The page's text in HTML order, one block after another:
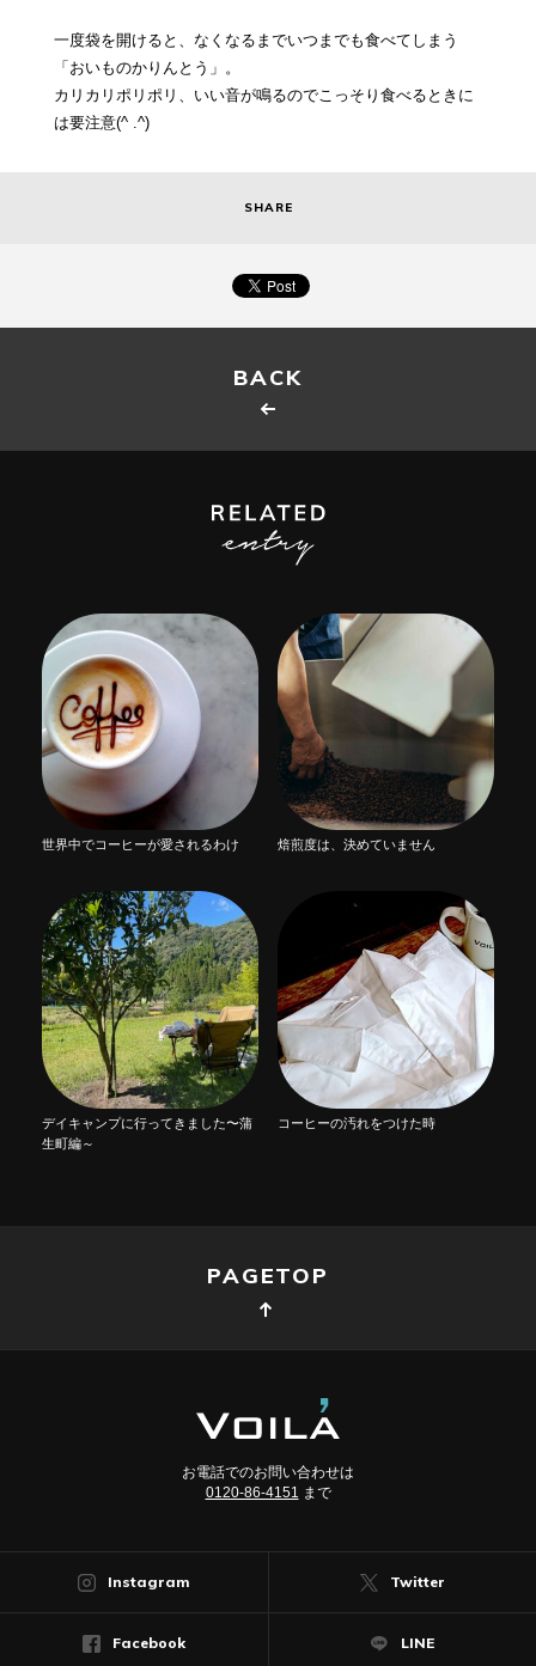
一度袋を開けると、なくなるまでいつまでも食べてしまう
「おいものかりんとう」。
カリカリポリポリ、いい音が鳴るのでこっそり食べるときに
は要注意(^ .^)
SHARE
BACK
世界中でコーヒーが愛されるわけ 焙煎度は、決めていません
デイキャンプに行ってきました〜蒲
生町編～
コーヒーの汚れをつけた時
PAGETOP
お電話でのお問い合わせは
0120-86-4151 まで
Instagram Twitter
Facebook LINE